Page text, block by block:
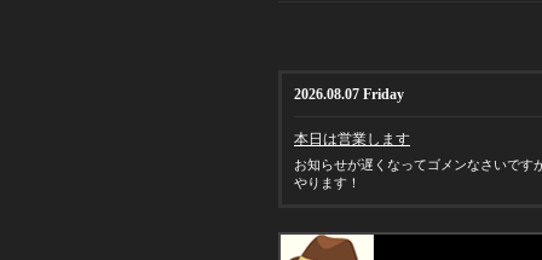
2026.08.07 Friday
本日は営業します
お知らせが遅くなってゴメンなさいです
やります！